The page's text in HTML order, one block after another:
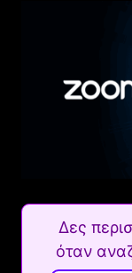
Δες
όταν